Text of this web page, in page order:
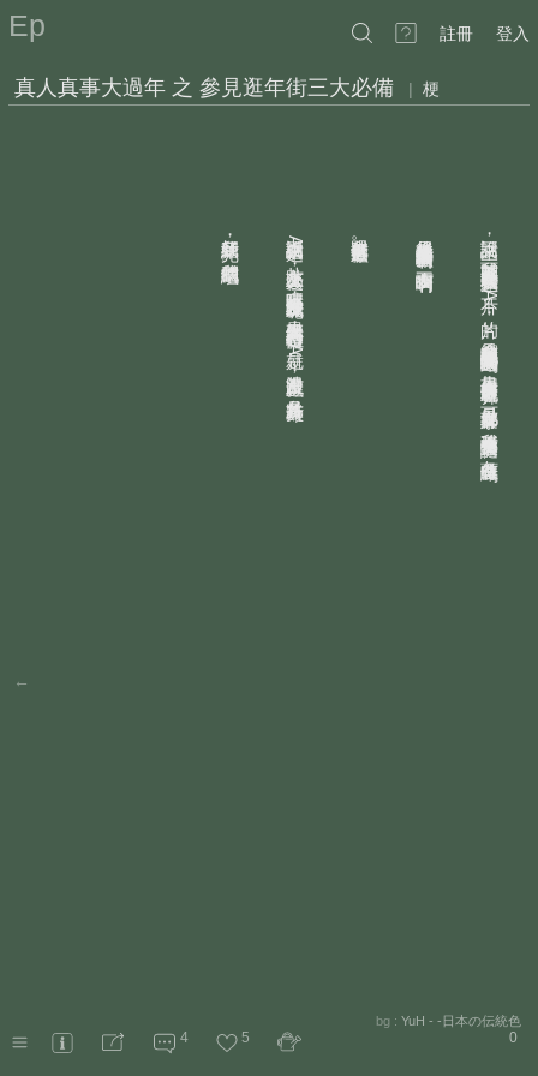
Ep 註冊 登入
真人真事大過年 之 參見逛年街三大必備 | 梗
，
我可以問一下為什麼每次我貼這些
A
A
，
總是會有我認識的文青學姊網友路過嗎
？
如果是腐女學妹路過也就算了
，
可是是文青學姊耶
？
我這樣會不會遭天譴啊
？
各位有頭緒嗎
？
，
不要啊啊啊啊
！
。
A
片文貼上去之後
，
哇喔巴哈好多人加我好友呢
，
果然男人共同語言三位一體
，
A
片漫畫跟遊戲
，
參見各路英雄
。
，
我們繼續吧
。
←
bg : YuH - -日本の伝統色
4 5 0